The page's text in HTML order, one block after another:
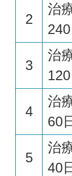
2
治
3
治
4
治
60
5
治
40